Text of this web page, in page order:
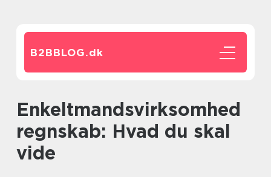
B2BBLOG.dk
Enkeltmandsvirksomhed
regnskab: Hvad du skal
vide